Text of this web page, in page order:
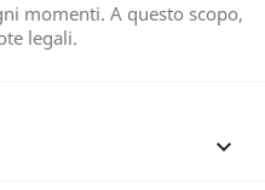
momenti. A questo scopo,
legali.
